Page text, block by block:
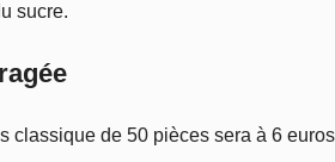
sucre.
classique de 50 pièces sera à 6